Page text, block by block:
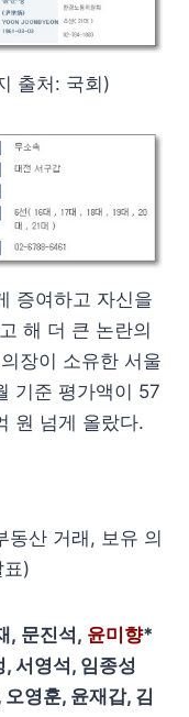
출처: 국회)
증여하고 자신을
해 더 큰 논란의
장이 소유한 서울
기준 평가액이 57
원 넘게 올랐다.
동산 거래, 보유 의
)
, 문진석, 윤미향*
, 서영석, 임종성
오영훈, 윤재갑, 김